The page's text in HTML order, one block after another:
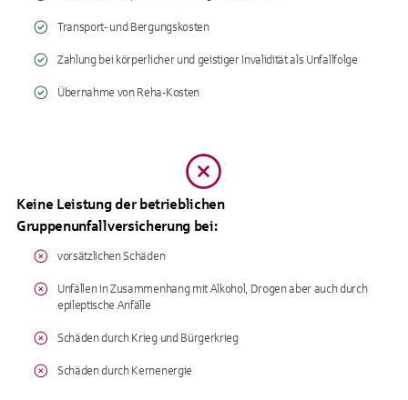
Transport- und Bergungskosten
Zahlung bei körperlicher und geistiger Invalidität als Unfallfolge
Übernahme von Reha-Kosten
Keine Leistung der betrieblichen
Gruppenunfallversicherung bei:
vorsätzlichen Schäden
Unfällen in Zusammenhang mit Alkohol, Drogen aber auch durch
epileptische Anfälle
Schäden durch Krieg und Bürgerkrieg
Schäden durch Kernenergie